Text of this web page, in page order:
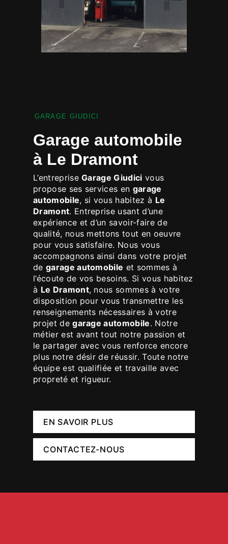
GARAGE GIUDICI
garage automobile
à Le Dramont
L’entrepriseGarage Giudici vous
propose ses services en garage
automobile, si vous habitez à Le
Dramont. Entreprise usant d’une
expérience et d’un savoir-faire de
qualité, nous mettons tout en oeuvre
pour vous satisfaire. Nous vous
accompagnons ainsi dans votre projet
de garage automobile et sommes à
l’écoute de vos besoins. Si vous habitez
à Le Dramont, nous sommes à votre
disposition pour vous transmettre les
renseignements nécessaires à votre
projet degarage automobile. Notre
métier est avant tout notre passion et
le partager avec vous renforce encore
plus notre désir de réussir. Toute notre
équipe est qualifiée et travaille avec
propreté et rigueur.
EN SAVOIR PLUS
CONTACTEZ-NOUS